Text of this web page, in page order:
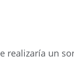
realizaría un